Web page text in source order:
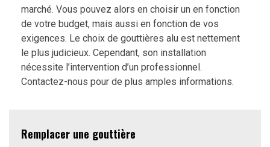
marché. Vous pouvez alors en choisir un en fonction
de votre budget, mais aussi en fonction de vos
exigences. Le choix de gouttières alu est nettement
le plus judicieux. Cependant, son installation
nécessite l’intervention d’un professionnel.
Contactez-nous pour de plus amples informations.
Remplacer une gouttière